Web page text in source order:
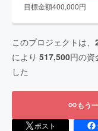
目標金額400,000円
このプロジェクトは、
により 517,500円の資
した
もう
ポスト